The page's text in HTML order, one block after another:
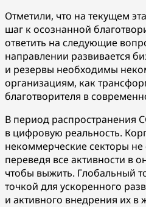
Отметили, что на текущем
шаг к осознанной
ответить на следующие
направлении развивается
и резервы необходимы
организациям, как
благотворителя в
В период распространения
в цифровую реальность.
некоммерческие секторы
переведя все активности в
чтобы выжить. Глобальный
точкой для ускоренного
и активного внедрения их в